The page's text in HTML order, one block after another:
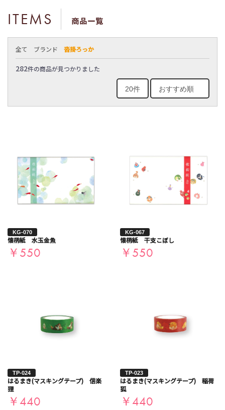
ITEMS 商品一覧
全て ブランド 沓掛ろっか
282件の商品が見つかりました
KG-070
懐柄紙 水玉金魚
￥550
KG-067
懐柄紙 干支こぼし
￥550
TP-024
はるまき(マスキングテープ) 信楽
狸
￥440
TP-023
はるまき(マスキングテープ) 稲荷
狐
￥440
お買い物を続ける カートへ進む